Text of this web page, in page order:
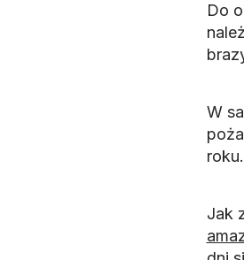
Do
W
roku.
Jak